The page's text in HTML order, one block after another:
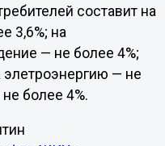
составит на
3,6%; на
— не более 4%;
элетроэнергию — не
более 4%.